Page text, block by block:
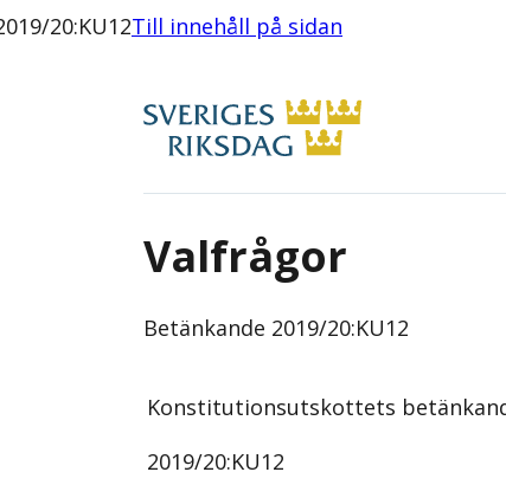
20:KU12Till innehåll på sidan
Valfrågor
Betänkande 2019/20:KU12
Konstitutionsutskottets
2019/20:KU12